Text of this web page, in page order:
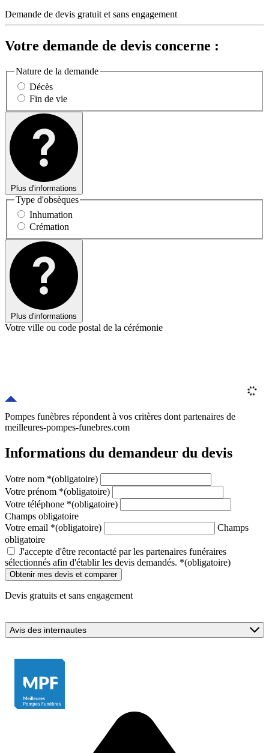
Demande de devis gratuit et sans engagement
Votre demande de devis concerne :
Nature de la demande
Décès
Fin de vie
Plus d'informations
Type d'obsèques
Inhumation
Crémation
Plus d'informations
Votre ville ou code postal de la cérémonie
Pompes funèbres répondent à vos critères dont partenaires de
meilleures-pompes-funebres.com
Informations du demandeur du devis
Votre nom *(obligatoire)
Votre prénom *(obligatoire)
Votre téléphone *(obligatoire)
Champs obligatoire
Votre email *(obligatoire)
Champs
obligatoire
J'accepte d'être recontacté par les partenaires funéraires
sélectionnés afin d'établir les devis demandés. *(obligatoire)
Devis gratuits et sans engagement
Avis des internautes